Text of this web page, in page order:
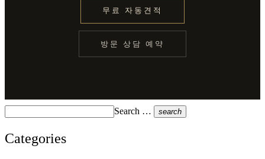
무료 자동견적
방문 상담 예약
Search … search
Categories